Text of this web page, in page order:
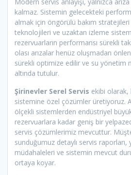
kalmaz. Sistemin gelecekteki
almak için öngörülü bakım
teknolojileri ve uzaktan izleme
rezervuarların performansı sürekli
olası arızalar henüz oluşmadan
sürekli optimize edilir ve su yönetim
altında tutulur.
Şirinevler Serel Servis ekibi
sistemine özel çözümler üretiyoruz.
ölçekli sistemlerden endüstriyel
rezervuarlara kadar geniş bir
servis çözümlerimiz mevcuttur.
sunduğumuz detaylı servis raporları,
müdahaleleri ve sistemin mevcut
ortaya koyar.